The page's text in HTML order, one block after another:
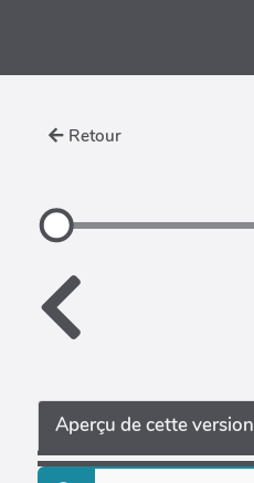
Retour
Aperçu de cette version